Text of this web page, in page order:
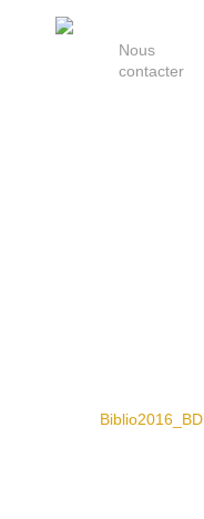
Nous
contacter
Biblio2016_BD